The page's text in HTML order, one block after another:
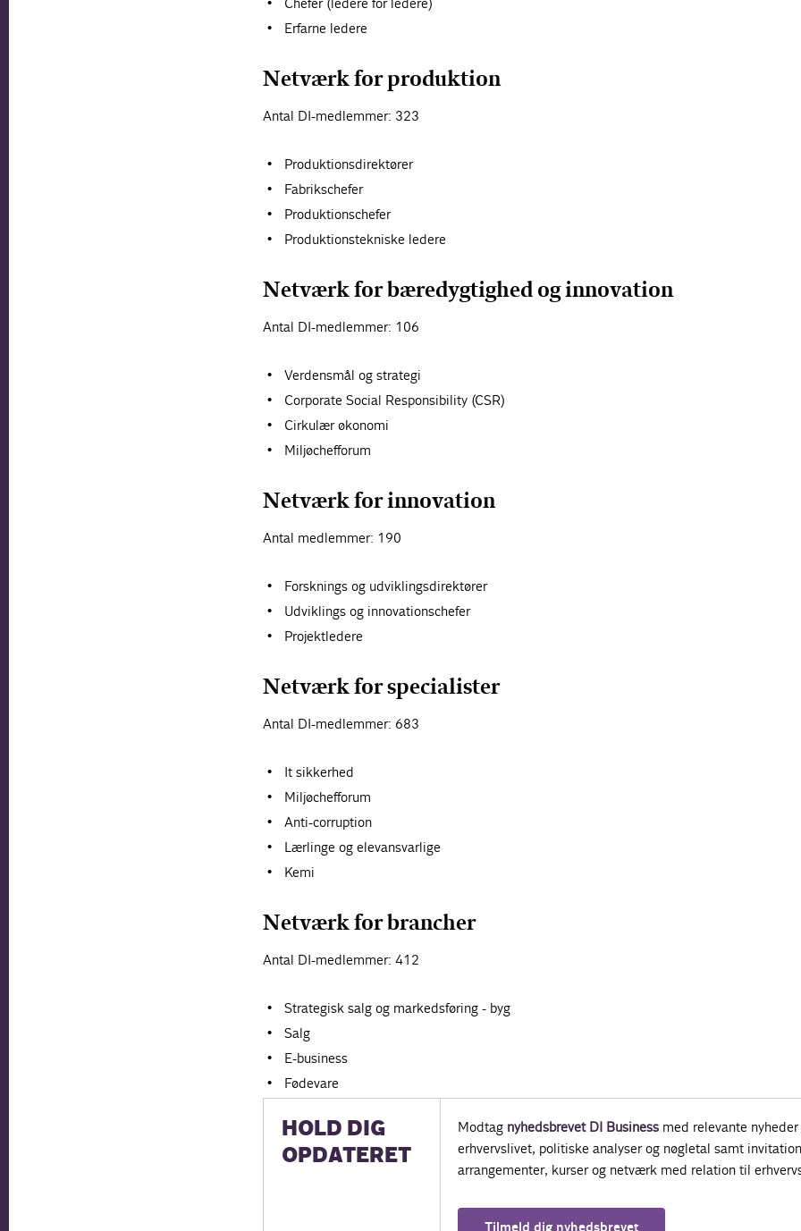
Erfarne ledere
Netværk for produktion
Antal DI-medlemmer: 323
Produktionsdirektører
Fabrikschefer
Produktionschefer
Produktionstekniske ledere
Netværk for bæredygtighed og innovation
Antal DI-medlemmer: 106
Verdensmål og strategi
Corporate Social Responsibility (CSR)
Cirkulær økonomi
Miljøchefforum
Netværk for innovation
Antal medlemmer: 190
Forsknings og udviklingsdirektører
Udviklings og innovationschefer
Projektledere
Netværk for specialister
Antal DI-medlemmer: 683
It sikkerhed
Miljøchefforum
Anti-corruption
Lærlinge og elevansvarlige
Kemi
Netværk for brancher
Antal DI-medlemmer: 412
Strategisk salg og markedsføring - byg
Salg
E-business
Fødevare
HOLD DIG
OPDATERET
Modtag nyhedsbrevet DI Businessmed relevante nyheder
erhvervslivet, politiske analyser og nøgletal samt
arrangementer, kurser og netværk med relation til
Tilmeld dig nyhedsbrevet